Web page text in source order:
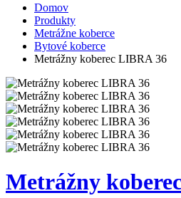
Domov
Produkty
Metrážne koberce
Bytové koberce
Metrážny koberec LIBRA 36
Metrážny